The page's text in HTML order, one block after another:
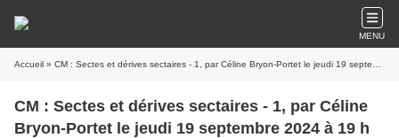
MENU
Accueil » CM : Sectes et dérives sectaires - 1, par Céline Bryon-Portet le jeudi 19 septembre 2024 à 19 h 30.
CM : Sectes et dérives sectaires - 1, par Céline
Bryon-Portet le jeudi 19 septembre 2024 à 19 h